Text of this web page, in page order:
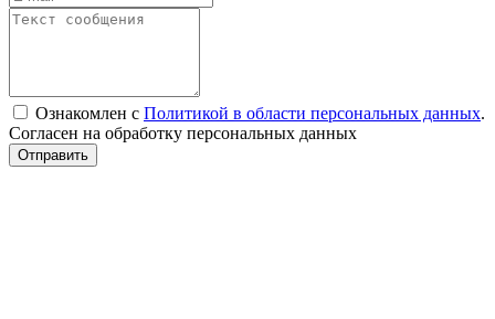
Ознакомлен с Политикой в области персональных данных.
Согласен на обработку персональных данных
Отправить